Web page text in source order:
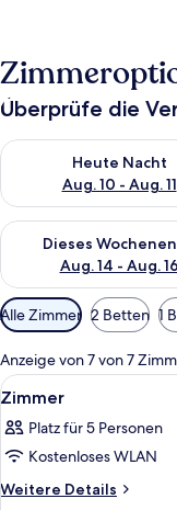
Überprüfe die
Heute Nacht
Aug. 10 - Aug. 11
Überprüfe die
Dieses
Aug. 14 - Aug. 16
Überprüfe die
Verfügbare
Filter
für
Zimmer
Alle Zimmer 2 Betten 1
Anzeige von 7 von 7
Alle
Fotos
für
Zimmer
anzeigen
6
Zimmer
Platz für 5 Personen
Kostenloses WLAN
Weitere Details
Weitere